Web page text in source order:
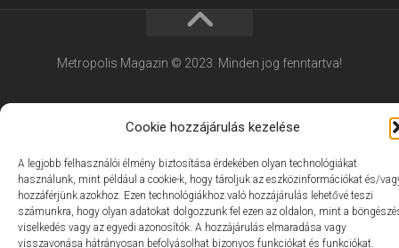
Cookie hozzájárulás kezelése
A legjobb felhasználói élmény biztosítása érdekében olyan technológiákat
használunk, mint például a cookie-k, hogy tároljuk az eszközinformációkat és/
hozzáférjünk azokhoz. Ezen technológiákhoz való hozzájárulás lehetővé teszi
számunkra, hogy olyan adatokat dolgozzunk fel ezen az oldalon, mint a
viselkedés vagy az egyedi azonosítók. A hozzájárulás elmaradása vagy
visszavonása hátrányosan befolyásolhat bizonyos funkciókat és funkciókat.
Metropolis Magazin © 2023. Minden jog fenntartva!